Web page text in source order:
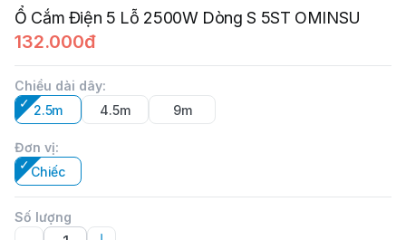
Ổ Cắm Điện 5 Lỗ 2500W Dòng S 5ST OMINSU
132.000đ
Chiều dài dây:
2.5m
4.5m 9m
Đơn vị:
Chiếc
Số lượng